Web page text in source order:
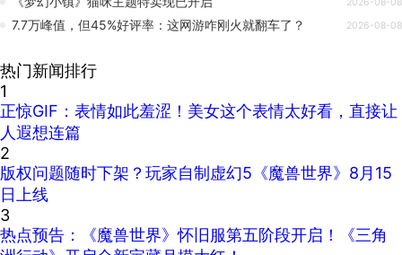
7.7万峰值，但45%好评率：这网游咋刚火就翻车了？ 2026-08-08
热门新闻排行
1
正惊GIF：表情如此羞涩！美女这个表情太好看，直接让
人遐想连篇
2
版权问题随时下架？玩家自制虚幻5《魔兽世界》8月15
日上线
3
热点预告：《魔兽世界》怀旧服第五阶段开启！《三角